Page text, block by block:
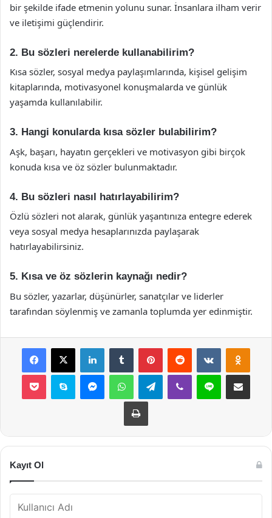
bir şekilde ifade etmenin yolunu sunar. İnsanlara ilham verir
ve iletişimi güçlendirir.
2. Bu sözleri nerelerde kullanabilirim?
Kısa sözler, sosyal medya paylaşımlarında, kişisel gelişim
kitaplarında, motivasyonel konuşmalarda ve günlük
yaşamda kullanılabilir.
3. Hangi konularda kısa sözler bulabilirim?
Aşk, başarı, hayatın gerçekleri ve motivasyon gibi birçok
konuda kısa ve öz sözler bulunmaktadır.
4. Bu sözleri nasıl hatırlayabilirim?
Özlü sözleri not alarak, günlük yaşantınıza entegre ederek
veya sosyal medya hesaplarınızda paylaşarak
hatırlayabilirsiniz.
5. Kısa ve öz sözlerin kaynağı nedir?
Bu sözler, yazarlar, düşünürler, sanatçılar ve liderler
tarafından söylenmiş ve zamanla toplumda yer edinmiştir.
Facebook
X LinkedInTumblr PinterestReddit VKontakte
Pocket Skype MessengerWhatsAppTelegramViber Line E-Posta ile
Yazdır
Kayıt Ol